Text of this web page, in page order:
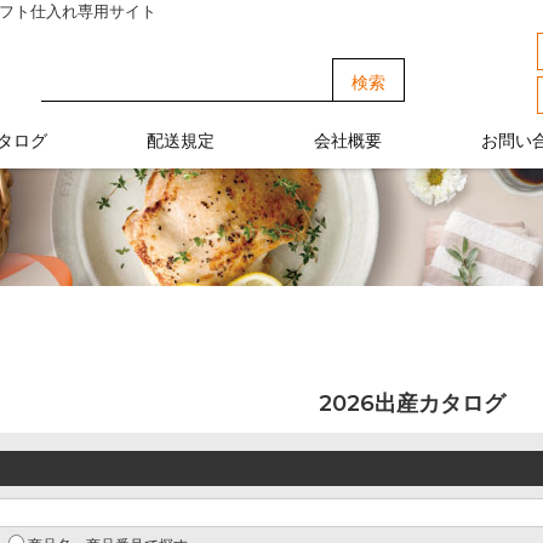
ト仕入れ専用サイト
ログ 配送規定 会社概要 お問い
2026出産カタログ